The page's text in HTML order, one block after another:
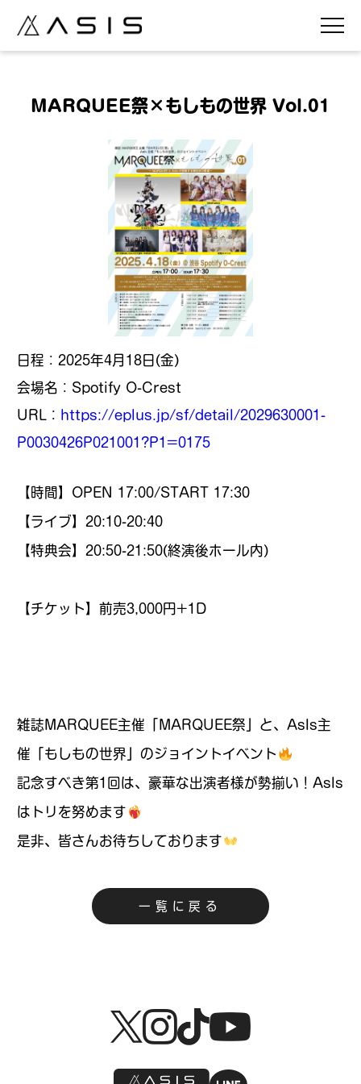
MARQUEE祭×もしもの世界 Vol.01
日程：2025年4月18日(金)
会場名：Spotify O-Crest
URL： https://eplus.jp/sf/detail/2029630001-
P0030426P021001?P1=0175
【時間】OPEN 17:00/START 17:30
【ライブ】20:10-20:40
【特典会】20:50-21:50(終演後ホール内)
【チケット】前売3,000円+1D
雑誌MARQUEE主催「MARQUEE祭」と、AsIs主
催「もしもの世界」のジョイントイベント
記念すべき第1回は、豪華な出演者様が勢揃い！AsIs
はトリを努めます
是非、皆さんお待ちしております
一覧に戻る